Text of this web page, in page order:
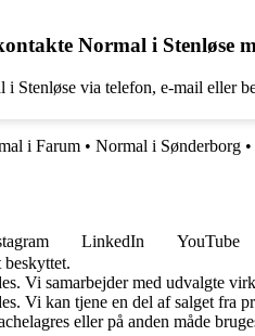
Normal i Stenløse
Stenløse via telefon, e-mail eller
i Farum • Normal i Sønderborg •
LinkedIn YouTube
Vi samarbejder med udvalgte
Vi kan tjene en del af salget fra
eller på anden måde